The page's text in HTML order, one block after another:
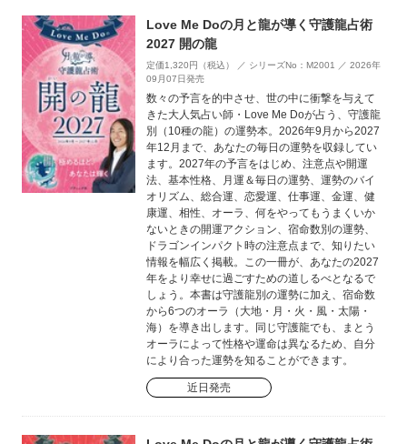
Love Me Doの月と龍が導く守護龍占術
2027 開の龍
定価1,320円（税込） ／ シリーズNo：M2001 ／ 2026年
09月07日発売
数々の予言を的中させ、世の中に衝撃を与えて
きた大人気占い師・Love Me Doが占う、守護龍
別（10種の龍）の運勢本。2026年9月から2027
年12月まで、あなたの毎日の運勢を収録してい
ます。2027年の予言をはじめ、注意点や開運
法、基本性格、月運＆毎日の運勢、運勢のバイ
オリズム、総合運、恋愛運、仕事運、金運、健
康運、相性、オーラ、何をやってもうまくいか
ないときの開運アクション、宿命数別の運勢、
ドラゴンインパクト時の注意点まで、知りたい
情報を幅広く掲載。この一冊が、あなたの2027
年をより幸せに過ごすための道しるべとなるで
しょう。本書は守護龍別の運勢に加え、宿命数
から6つのオーラ（大地・月・火・風・太陽・
海）を導き出します。同じ守護龍でも、まとう
オーラによって性格や運命は異なるため、自分
により合った運勢を知ることができます。
近日発売